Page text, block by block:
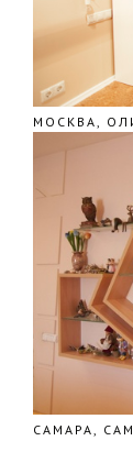
МОСКВА,
САМАРА,